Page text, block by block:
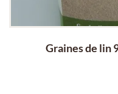
Graines de lin